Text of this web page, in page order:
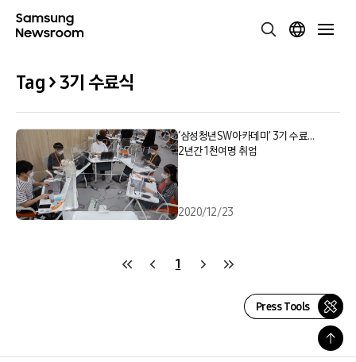
Tag > 3기 수료식
‘삼성청년SW아카데미’ 3기 수료…
2년간 1천여명 취업
2020/12/23
1
Press Tools